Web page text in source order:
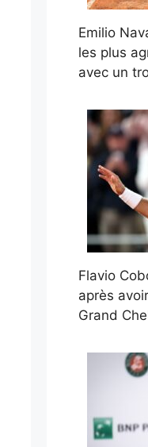
Emilio
les plus
avec un
Flavio
après
Grand